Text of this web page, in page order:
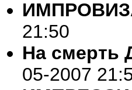
21:50
На смерть
05-2007